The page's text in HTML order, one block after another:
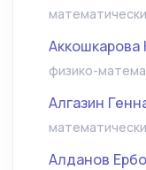
Аккошкарова
физико-
Алгазин
Алданов